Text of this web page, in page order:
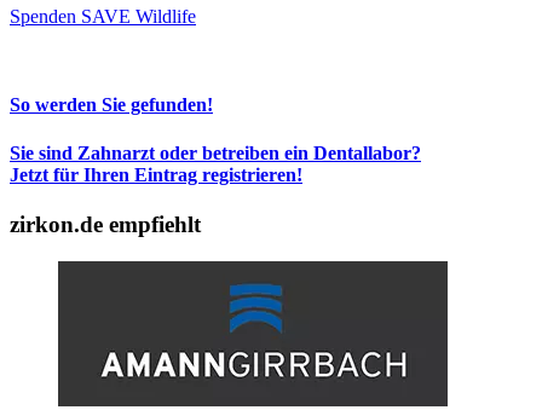
Spenden SAVE Wildlife
So werden Sie gefunden!
Sie sind Zahnarzt oder betreiben ein Dentallabor?
Jetzt für Ihren Eintrag registrieren!
zirkon.de empfiehlt